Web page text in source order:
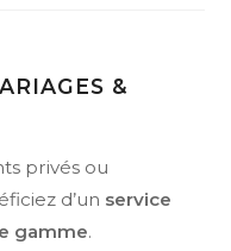
&
privés ou
d’un service
gamme.